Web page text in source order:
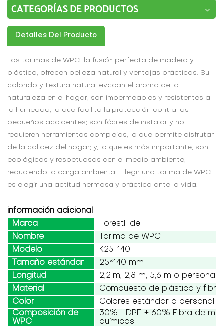
CATEGORÍAS DE PRODUCTOS
Detalles Del Producto
Las tarimas de WPC, la fusión perfecta de madera y
plástico, ofrecen belleza natural y ventajas prácticas. Su
colorido y textura natural evocan el aroma de la
naturaleza en el hogar; son impermeables y resistentes a
la humedad, lo que facilita la protección contra los
pequeños accidentes; son fáciles de instalar y no
requieren herramientas complejas, lo que permite disfrutar
de la calidez del hogar; y, lo que es más importante, son
ecológicas y respetuosas con el medio ambiente,
reduciendo la carga ambiental. Elegir una tarima de WPC
es elegir una actitud hermosa y práctica ante la vida.
información adicional
Marca
ForestFide
Nombre
Tarima de WPC
Modelo
K25-140
Tamaño estándar
25*140 mm
Longitud
2,2 m, 2,8 m, 5,6 m o
Material
Compuesto de plástico y
Color
Colores estándar o
Composición de
WPC
30% HDPE + 60% Fibra de
químicos